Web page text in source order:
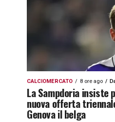
CALCIOMERCATO 8 ore ago
La Sampdoria insiste
nuova offerta
Genova il belga